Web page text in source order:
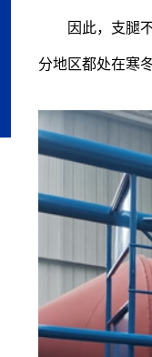
因此，支腿不
分地区都处在寒